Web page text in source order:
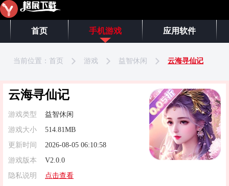
首页 手机游戏 应用软件
当前位置： 首页 游戏 益智休闲 云海寻仙记
云海寻仙记
游戏类型
益智休闲
游戏大小
514.81MB
更新时间
2026-08-05 06:10:58
游戏版本
V2.0.0
隐私说明
点击查看